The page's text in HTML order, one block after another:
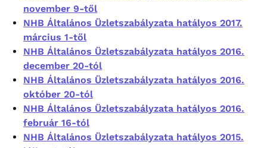
november 9-től
NHB Általános Üzletszabályzata hatályos 2017.
március 1-től
NHB Általános Üzletszabályzata hatályos 2016.
december 20-tól
NHB Általános Üzletszabályzata hatályos 2016.
október 20-tól
NHB Általános Üzletszabályzata hatályos 2016.
február 16-tól
NHB Általános Üzletszabályzata hatályos 2015.